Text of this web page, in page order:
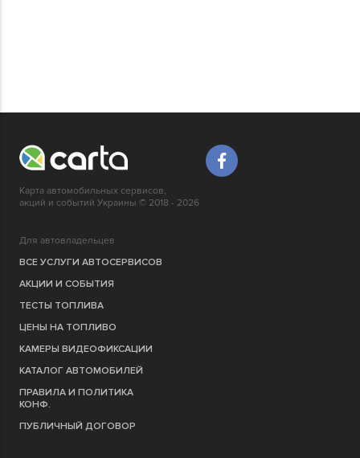
Карта автомобильных сервисов,
акций и событий Украины © 2018 - 2026
Для автовладельцев
ВСЕ УСЛУГИ АВТОСЕРВИСОВ
АКЦИИ И СОБЫТИЯ
ТЕСТЫ ТОПЛИВА
ЦЕНЫ НА ТОПЛИВО
КАМЕРЫ ВИДЕОФИКСАЦИИ
КАТАЛОГ АВТОМОБИЛЕЙ
ПРАВИЛА И ПОЛИТИКА
КОНФ.
ПУБЛИЧНЫЙ ДОГОВОР